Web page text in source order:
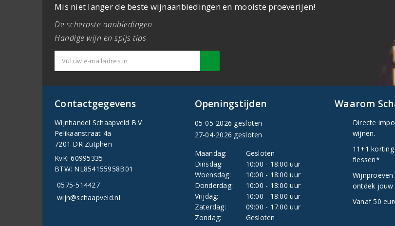
Mis niet langer de beste wijnaanbiedingen en mooiste proeverijen!
De scherpste aanbiedingen
Handige wijn en spijs tips
Contactgegevens
Wijnhandel Schaapveld B.V.
Pelikaanstraat 4a
7201 DR Zutphen
KvK: 60995335
BTW: NL854155958B01
0575-514427
wijn@schaapveld.nl
Openingstijden
05-05-2026 gesloten
27-04-2026 gesloten
Maandag:
Gesloten
Dinsdag:
10:00 - 18:00 uur
Woensdag:
10:00 - 18:00 uur
Donderdag:
10:00 - 18:00 uur
Vrijdag:
10:00 - 18:00 uur
Zaterdag:
09:00 - 17:00 uur
Zondag:
Gesloten
Waarom
Directe
wijnen.
11+1
flessen*
ontdek jouw
Vanaf 50